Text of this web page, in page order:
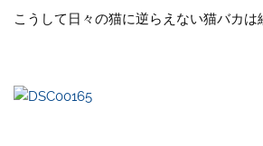
こうして日々の猫に逆らえない猫バカは